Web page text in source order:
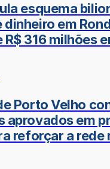
esquema
dinheiro em
316 milhões
Porto Velho
aprovados em
reforçar a rede